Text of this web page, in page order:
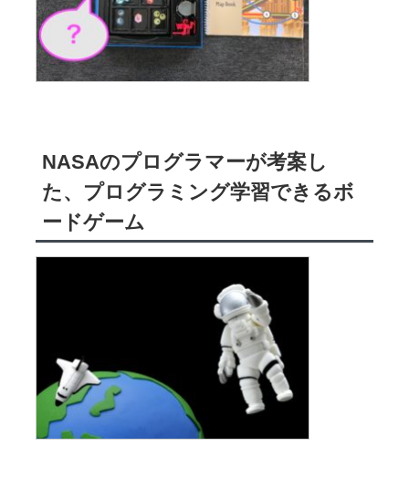
NASAのプログラマーが考案し
た、プログラミング学習できるボ
ードゲーム